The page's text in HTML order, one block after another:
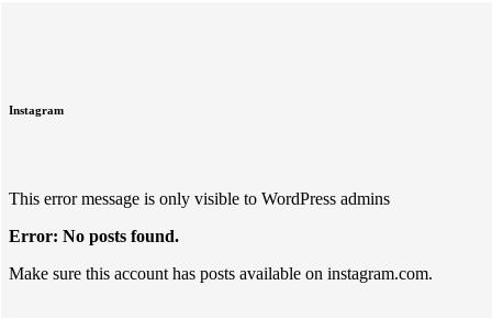
Instagram
This error message is only visible to WordPress admins
Error: No posts found.
Make sure this account has posts available on instagram.com.